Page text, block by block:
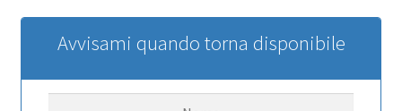
AS3X+
quantitàAvvisami quando torna disponibile